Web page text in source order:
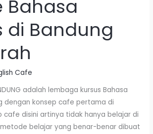
Bahasa
di Bandung
Cafe
adalah lembaga kursus Bahasa
dengan konsep cafe pertama di
cafe disini artinya tidak hanya belajar di
belajar yang benar-benar dibuat